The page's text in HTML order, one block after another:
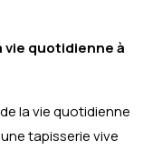
vie quotidienne à
la vie quotidienne
tapisserie vive